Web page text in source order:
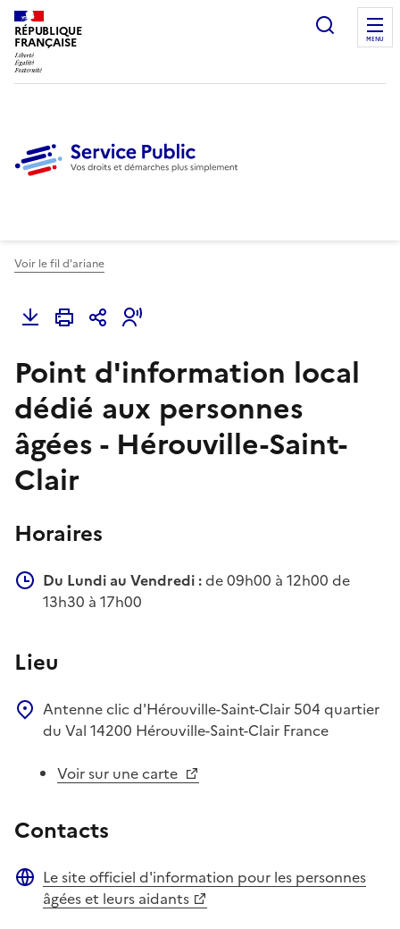
RÉPUBLIQUE
FRANÇAISE
Ouvrir
MENU
Voir le fil d'ariane
Point d'information local
dédié aux personnes
âgées - Hérouville-Saint-
Clair
Horaires
Du Lundi au Vendredi :de 09h00 à 12h00 de
13h30 à 17h00
Lieu
Antenne clic d'Hérouville-Saint-Clair 504 quartier
du Val 14200 Hérouville-Saint-Clair France
Voir sur une carte
Contacts
Site web
Le site officiel d'information pour les personnes
âgées et leurs aidants